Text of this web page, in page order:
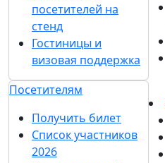
посетителей на
стенд
Гостиницы и
визовая поддержка
Посетителям
Получить билет
Список участников
2026